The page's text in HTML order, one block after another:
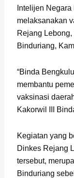
Intelijen
melaksanakan
Rejang
Binduriang,
“Binda
membantu
vaksinasi
Kakorwil III
Kegiatan yang
Dinkes Rejang
tersebut,
Binduriang